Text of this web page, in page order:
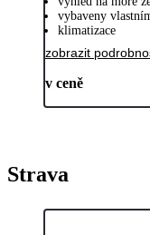
vybaveny
klimatizace
zobrazit
v ceně
Strava